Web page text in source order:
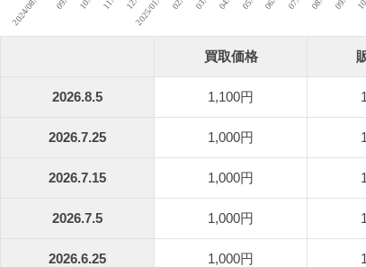
買取価格
2026.8.5 1,100円
2026.7.25 1,000円
2026.7.15 1,000円
2026.7.5 1,000円
2026.6.25 1,000円